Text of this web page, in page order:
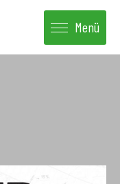
Menü